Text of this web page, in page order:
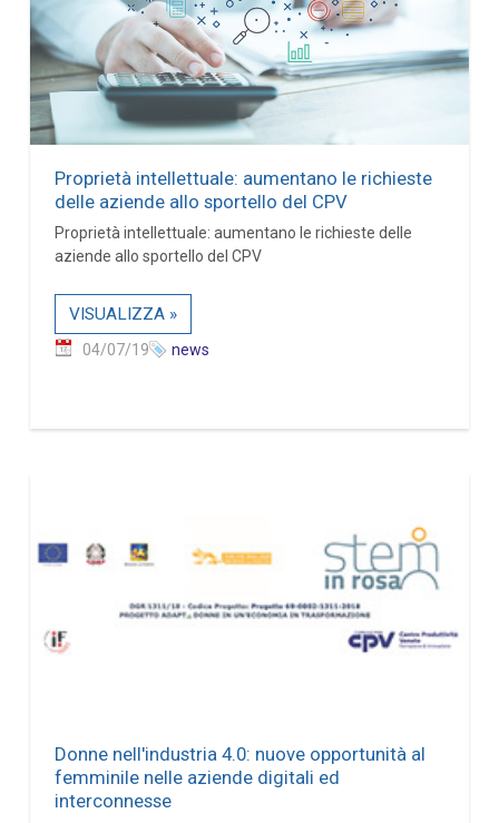
Proprietà intellettuale: aumentano le richieste
delle aziende allo sportello del CPV
Proprietà intellettuale: aumentano le richieste delle
aziende allo sportello del CPV
VISUALIZZA »
04/07/19 news
Donne nell'industria 4.0: nuove opportunità al
femminile nelle aziende digitali ed
interconnesse